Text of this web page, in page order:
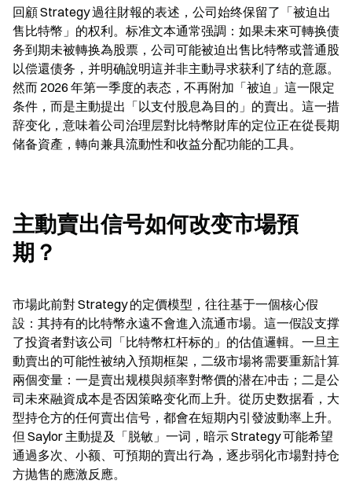
回顧 Strategy 過往財報的表述，公司始终保留了「被迫出
售比特幣」的权利。标准文本通常强調：如果未來可轉换债
务到期未被轉换為股票，公司可能被迫出售比特幣或普通股
以偿還债务，并明确說明這并非主動寻求获利了结的意愿。
然而 2026 年第一季度的表态，不再附加「被迫」這一限定
条件，而是主動提出「以支付股息為目的」的賣出。這一措
辞变化，意味着公司治理层對比特幣財库的定位正在從長期
储备資產，轉向兼具流動性和收益分配功能的工具。
主動賣出信号如何改变市場預
期？
市場此前對 Strategy 的定價模型，往往基于一個核心假
設：其持有的比特幣永遠不會進入流通市場。這一假設支撑
了投資者對该公司「比特幣杠杆标的」的估值邏輯。一旦主
動賣出的可能性被纳入預期框架，二级市場将需要重新計算
兩個变量：一是賣出规模與頻率對幣價的潜在冲击；二是公
司未來融資成本是否因策略变化而上升。從历史数据看，大
型持仓方的任何賣出信号，都會在短期内引發波動率上升。
但 Saylor 主動提及「脱敏」一词，暗示 Strategy 可能希望
通過多次、小额、可預期的賣出行為，逐步弱化市場對持仓
方抛售的應激反應。